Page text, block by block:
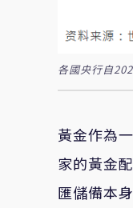
各國央行自
黃金作為
家的黃金
匯儲備本